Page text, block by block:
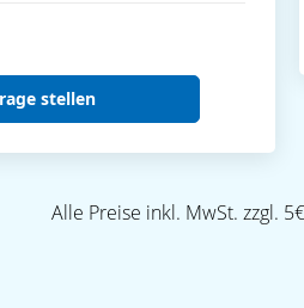
stellen
Alle Preise inkl. MwSt. zzgl.